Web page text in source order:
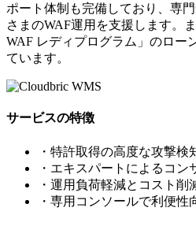
ポート体制も完備しており、専
さまのWAF運用を支援します。
WAF レディプログラム」のロー
ています。
サービスの特徴
・特許取得の高度な攻撃検
・エキスパートによるコン
・運用負荷軽減とコスト削
・専用コンソールで利便性